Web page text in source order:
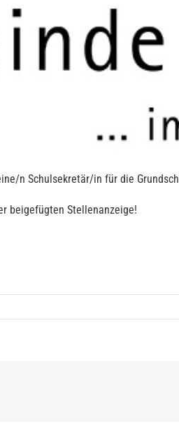
n Schulsekretär/in für die
beigefügten Stellenanzeige!